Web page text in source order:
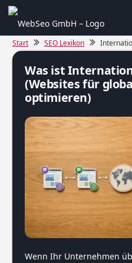
Start SEO Lexikon
Was ist
(Websites für
optimieren)
Wenn Ihr Unternehmen